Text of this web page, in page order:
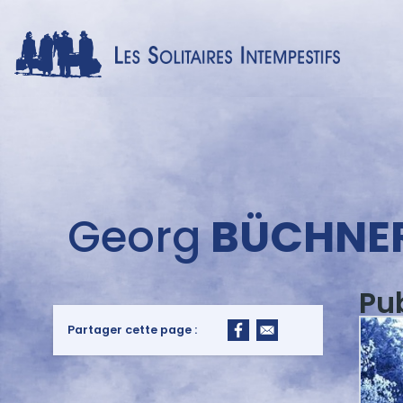
auteurGeorg
Partager cette page :